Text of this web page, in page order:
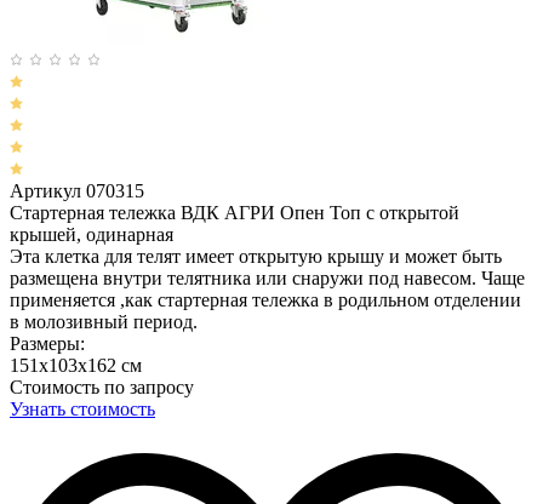
Артикул 070315
Стартерная тележка ВДК АГРИ Опен Топ с открытой
крышей, одинарная
Эта клетка для телят имеет открытую крышу и может быть
размещена внутри телятника или снаружи под навесом. Чаще
применяется ,как стартерная тележка в родильном отделении
в молозивный период.
Размеры:
151х103х162 см
Стоимость по запросу
Узнать стоимость